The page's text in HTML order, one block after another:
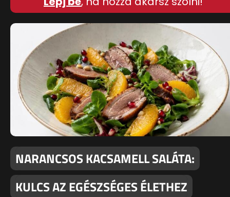
NARANCSOS KACSAMELL SALÁTA:
KULCS AZ EGÉSZSÉGES ÉLETHEZ